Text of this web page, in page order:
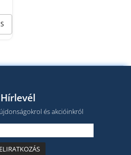
Hírlevél
és akcióinkról